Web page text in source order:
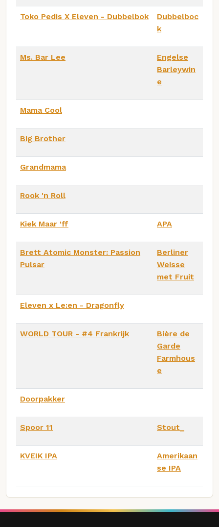
Toko Pedis X Eleven - Dubbelbok
Dubbelboc
k
Ms. Bar Lee
Engelse
Barleywin
e
Mama Cool
Big Brother
Grandmama
Rook 'n Roll
Kiek Maar 'ff APA
Brett Atomic Monster: Passion
Pulsar
Berliner
Weisse
met Fruit
Eleven x Le:en - Dragonfly
WORLD TOUR - #4 Frankrijk
Bière de
Garde
Farmhous
e
Doorpakker
Spoor 11 Stout_
KVEIK IPA
Amerikaan
se IPA